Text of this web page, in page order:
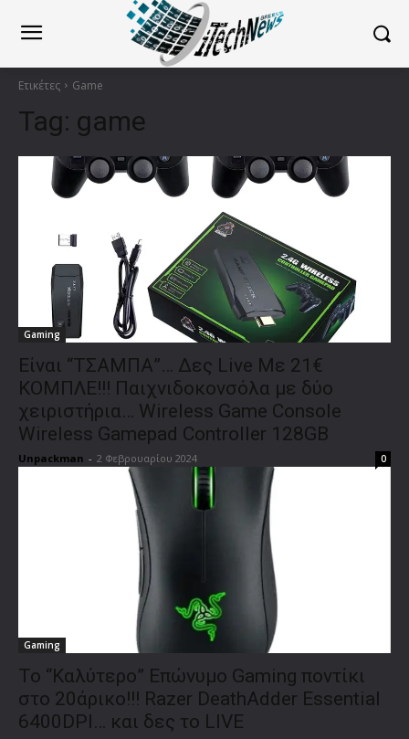
Ετικέτες Game
Tag: game
Gaming
Είναι “ΤΣΑΜΠΑ”… Δες Live Με 21€
ΚΟΜΠΛΕ!!! Παιχνιδοκονσόλα με δύο
χειριστήρια… Wireless Game Console
Wireless Gamepad Controller 128GB
Unpackman - 2 Φεβρουαρίου 2024 0
Gaming
Το “Καλύτερο” Επώνυμο Gaming ποντίκι
στο 20άρικο!!! Razer DeathAdder Essential
6400DPI… και δες το LIVE